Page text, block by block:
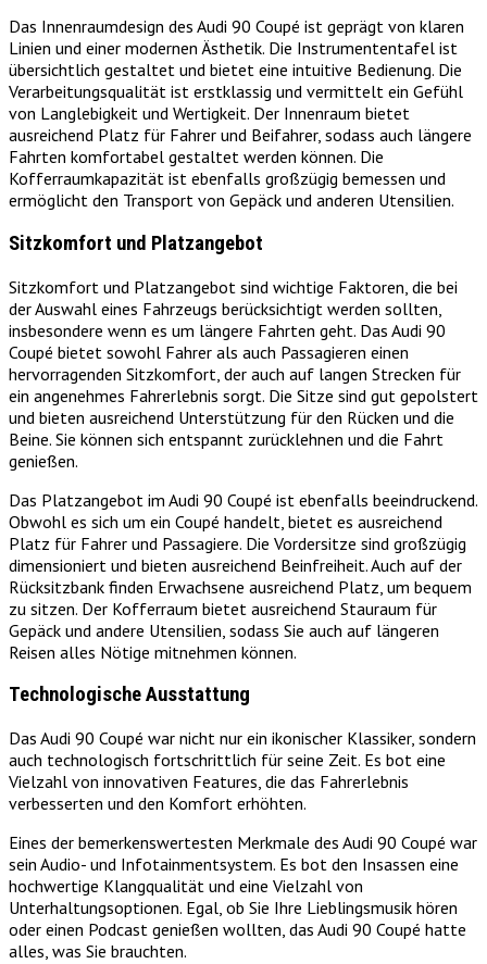
Das Innenraumdesign des Audi 90 Coupé ist geprägt von klaren
Linien und einer modernen Ästhetik. Die Instrumententafel ist
übersichtlich gestaltet und bietet eine intuitive Bedienung. Die
Verarbeitungsqualität ist erstklassig und vermittelt ein Gefühl
von Langlebigkeit und Wertigkeit. Der Innenraum bietet
ausreichend Platz für Fahrer und Beifahrer, sodass auch längere
Fahrten komfortabel gestaltet werden können. Die
Kofferraumkapazität ist ebenfalls großzügig bemessen und
ermöglicht den Transport von Gepäck und anderen Utensilien.
Sitzkomfort und Platzangebot
Sitzkomfort und Platzangebot sind wichtige Faktoren, die bei
der Auswahl eines Fahrzeugs berücksichtigt werden sollten,
insbesondere wenn es um längere Fahrten geht. Das Audi 90
Coupé bietet sowohl Fahrer als auch Passagieren einen
hervorragenden Sitzkomfort, der auch auf langen Strecken für
ein angenehmes Fahrerlebnis sorgt. Die Sitze sind gut gepolstert
und bieten ausreichend Unterstützung für den Rücken und die
Beine. Sie können sich entspannt zurücklehnen und die Fahrt
genießen.
Das Platzangebot im Audi 90 Coupé ist ebenfalls beeindruckend.
Obwohl es sich um ein Coupé handelt, bietet es ausreichend
Platz für Fahrer und Passagiere. Die Vordersitze sind großzügig
dimensioniert und bieten ausreichend Beinfreiheit. Auch auf der
Rücksitzbank finden Erwachsene ausreichend Platz, um bequem
zu sitzen. Der Kofferraum bietet ausreichend Stauraum für
Gepäck und andere Utensilien, sodass Sie auch auf längeren
Reisen alles Nötige mitnehmen können.
Technologische Ausstattung
Das Audi 90 Coupé war nicht nur ein ikonischer Klassiker, sondern
auch technologisch fortschrittlich für seine Zeit. Es bot eine
Vielzahl von innovativen Features, die das Fahrerlebnis
verbesserten und den Komfort erhöhten.
Eines der bemerkenswertesten Merkmale des Audi 90 Coupé war
sein Audio- und Infotainmentsystem. Es bot den Insassen eine
hochwertige Klangqualität und eine Vielzahl von
Unterhaltungsoptionen. Egal, ob Sie Ihre Lieblingsmusik hören
oder einen Podcast genießen wollten, das Audi 90 Coupé hatte
alles, was Sie brauchten.